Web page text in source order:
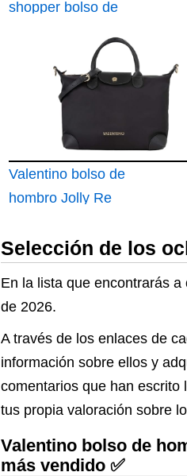
shopper bolso de
Shopping Bag Moro
Valentino bolso de
hombro Jolly Re
Selección de los
En la lista que encontrarás
de 2026.
A través de los enlaces de
información sobre ellos y
comentarios que han escrito
tus propia valoración sobre
Valentino bolso de
más vendido ✅